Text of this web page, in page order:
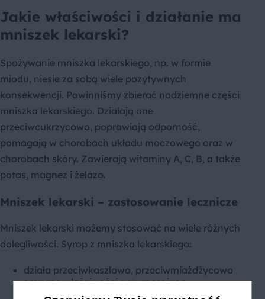
Jakie właściwości i działanie ma
mniszek lekarski?
Spożywanie mniszka lekarskiego, np. w formie
miodu, niesie za sobą wiele pozytywnych
konsekwencji. Powinniśmy zbierać nadziemne części
mniszka lekarskiego. Działają one
przeciwcukrzycowo, poprawiają odporność,
pomagają w chorobach układu moczowego oraz w
chorobach skóry. Zawierają witaminy A, C, B, a także
potas, magnez i żelazo.
Mniszek lekarski – zastosowanie lecznicze
Mniszek lekarski możemy stosować na wiele różnych
dolegliwości. Syrop z mniszka lekarskiego:
działa przeciwkaszlowo, przeciwmiażdżycowo
oraz ma właściwości oczyszczające,